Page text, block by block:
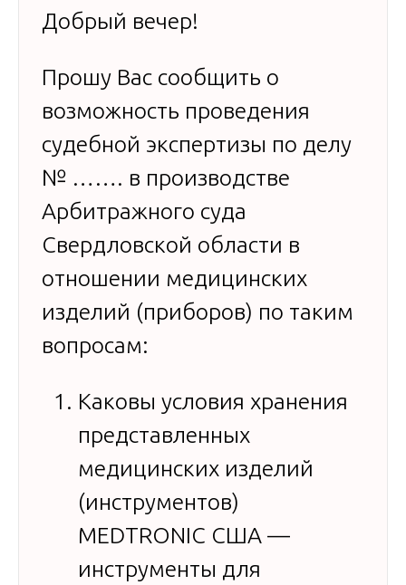
Добрый вечер!
Прошу Вас сообщить о
возможность проведения
судебной экспертизы по делу
№ ……. в производстве
Арбитражного суда
Свердловской области в
отношении медицинских
изделий (приборов) по таким
вопросам:
Каковы условия хранения
представленных
медицинских изделий
(инструментов)
MEDTRONIC США —
инструменты для